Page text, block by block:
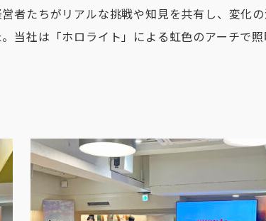
者たちがリアルな挑戦や知見を共有し、変化
当社は「ホロライト」による虹色のアーチで